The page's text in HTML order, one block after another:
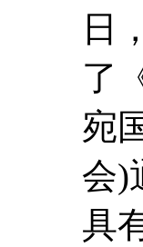
日
了
宛
会)
具